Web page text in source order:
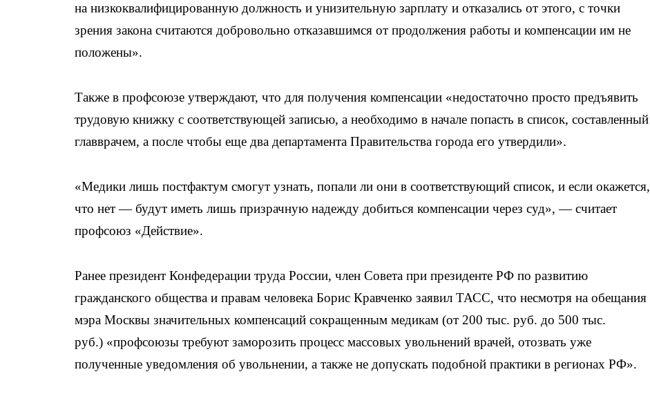
на низкоквалифицированную должность и унизительную зарплату и отказались от этого, с точки
зрения закона считаются добровольно отказавшимся от продолжения работы и компенсации им не
положены».
Также в профсоюзе утверждают, что для получения компенсации «недостаточно просто предъявить
трудовую книжку с соответствующей записью, а необходимо в начале попасть в список, составленный
главврачем, а после чтобы еще два департамента Правительства города его утвердили».
«Медики лишь постфактум смогут узнать, попали ли они в соответствующий список, и если окажется,
что нет — будут иметь лишь призрачную надежду добиться компенсации через суд», — считает
профсоюз «Действие».
Ранее президент Конфедерации труда России, член Совета при президенте РФ по развитию
гражданского общества и правам человека Борис Кравченко заявил ТАСС, что несмотря на обещания
мэра Москвы значительных компенсаций сокращенным медикам (от 200 тыс. руб. до 500 тыс.
руб.) «профсоюзы требуют заморозить процесс массовых увольнений врачей, отозвать уже
полученные уведомления об увольнении, а также не допускать подобной практики в регионах РФ».